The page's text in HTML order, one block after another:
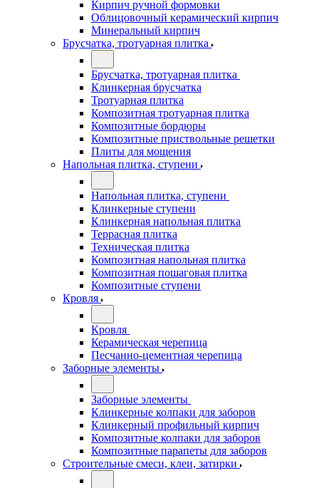
Кирпич ручной формовки
Облицовочный керамический кирпич
Минеральный кирпич
Брусчатка, тротуарная плитка
Брусчатка, тротуарная плитка
Клинкерная брусчатка
Тротуарная плитка
Композитная тротуарная плитка
Композитные бордюры
Композитные приствольные решетки
Плиты для мощения
Напольная плитка, ступени
Напольная плитка, ступени
Клинкерные ступени
Клинкерная напольная плитка
Террасная плитка
Техническая плитка
Композитная напольная плитка
Композитная пошаговая плитка
Композитные ступени
Кровля
Кровля
Керамическая черепица
Песчанно-цементная черепица
Заборные элементы
Заборные элементы
Клинкерные колпаки для заборов
Клинкерный профильный кирпич
Композитные колпаки для заборов
Композитные парапеты для заборов
Строительные смеси, клеи, затирки